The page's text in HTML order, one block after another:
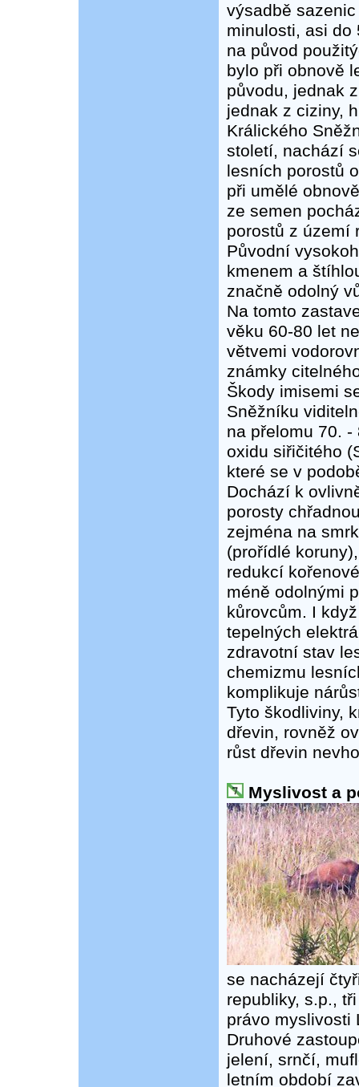
výsadbě
minulosti, asi do
na původ
bylo při obnově
původu, jednak
jednak z ciziny,
Králického
století, nachází
lesních porostů
při umělé
ze semen
porostů z území
Původní
kmenem a
značně odolný
Na tomto
věku 60-80 let
větvemi
známky
Škody imisemi
Sněžníku
na přelomu 70.
oxidu siřičitého
které se v
Dochází k
porosty
zejména na
(prořídlé
redukcí
méně odolnými
kůrovcům. I
tepelných
zdravotní stav
chemizmu
komplikuje
Tyto škodliviny,
dřevin, rovněž
růst dřevin
Myslivost a
se nacházejí
republiky, s.p.,
právo myslivosti
Druhové
jelení, srnčí,
letním období